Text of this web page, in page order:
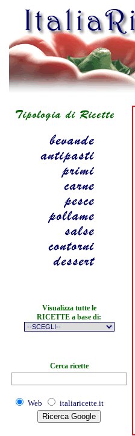
Visualizza tutte le
RICETTE a base di:
Cerca ricette
Web italiaricette.it